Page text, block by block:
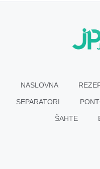
NASLOVNA
SEPARATORI
ŠAHTE